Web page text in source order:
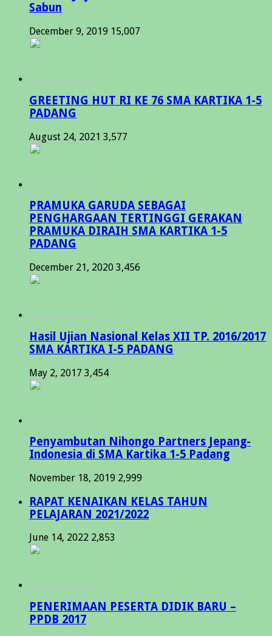
Sabun
December 9, 2019 15,007
GREETING HUT RI KE 76 SMA KARTIKA 1-5
PADANG
August 24, 2021 3,577
PRAMUKA GARUDA SEBAGAI
PENGHARGAAN TERTINGGI GERAKAN
PRAMUKA DIRAIH SMA KARTIKA 1-5
PADANG
December 21, 2020 3,456
Hasil Ujian Nasional Kelas XII TP. 2016/2017
SMA KARTIKA I-5 PADANG
May 2, 2017 3,454
Penyambutan Nihongo Partners Jepang-
Indonesia di SMA Kartika 1-5 Padang
November 18, 2019 2,999
RAPAT KENAIKAN KELAS TAHUN
PELAJARAN 2021/2022
June 14, 2022 2,853
PENERIMAAN PESERTA DIDIK BARU –
PPDB 2017